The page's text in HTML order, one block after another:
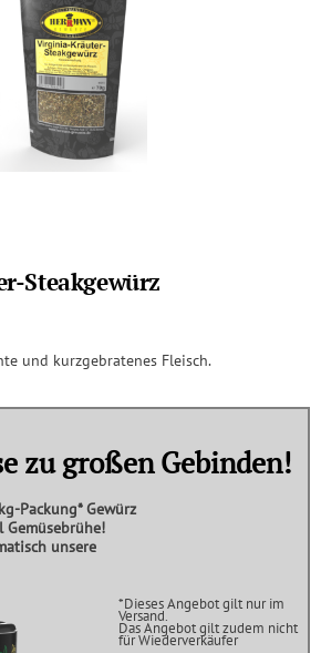
Steakgewürz
und kurzgebratenes Fleisch.
zu großen Gebinden!
Packung*Gewürz
Gemüsebrühe!
unsere
*Dieses Angebot gilt nur im
Versand.
Das Angebot gilt zudem nicht
für Wiederverkäufer